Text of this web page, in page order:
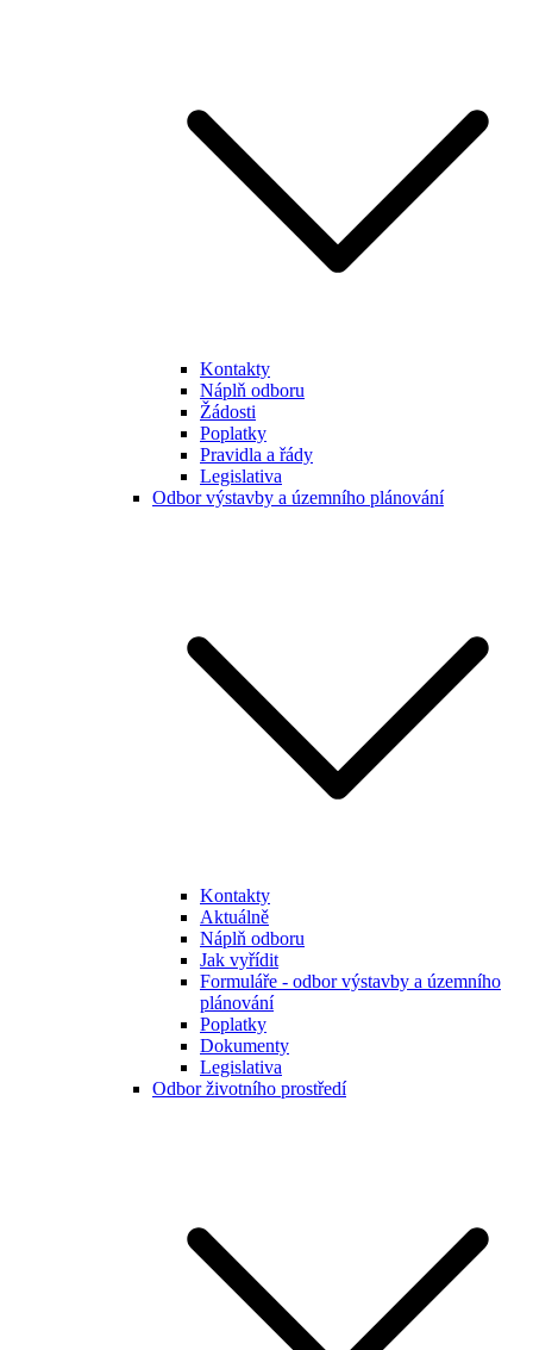
Kontakty
Náplň odboru
Žádosti
Poplatky
Pravidla a řády
Legislativa
Odbor výstavby a územního plánování
Kontakty
Aktuálně
Náplň odboru
Jak vyřídit
Formuláře - odbor výstavby a územního
plánování
Poplatky
Dokumenty
Legislativa
Odbor životního prostředí